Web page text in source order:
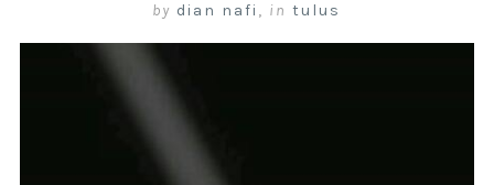
by dian nafi , in tulus